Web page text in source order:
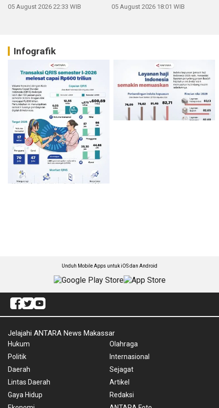
05 August 2026 22:33 WIB 05 August 2026 18:01 WIB
Infografik
Unduh Mobile Apps untuk iOS dan Android
Jelajahi ANTARA News Makassar
Hukum
Politik
Daerah
Lintas Daerah
Gaya Hidup
Olahraga
Internasional
Sejagat
Artikel
Redaksi